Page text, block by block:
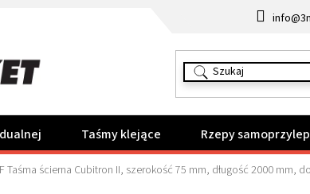
Taśmy klejące Rzepy
Taśma ścierna Cubitron II, szerokość 75 mm, długość 2000 mm,